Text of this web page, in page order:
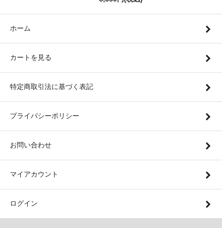
ホーム
カートを見る
特定商取引法に基づく表記
プライバシーポリシー
お問い合わせ
マイアカウント
ログイン